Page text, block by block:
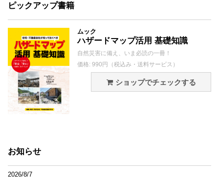
ピックアップ書籍
ムック
ハザードマップ活用 基礎知識
自然災害に備え、いま必読の一冊！
価格: 990円（税込み・送料サービス）
ショップでチェックする
お知らせ
2026/8/7